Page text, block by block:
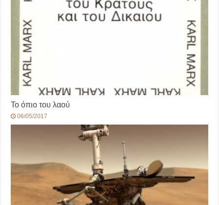
Το όπιο του λαού
06/05/2017